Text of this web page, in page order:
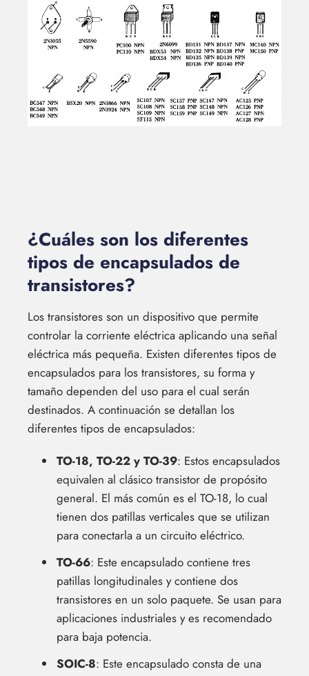
¿Cuáles son los diferentes
tipos de encapsulados de
transistores?
Los transistores son un dispositivo que permite
controlar la corriente eléctrica aplicando una señal
eléctrica más pequeña. Existen diferentes tipos de
encapsulados para los transistores, su forma y
tamaño dependen del uso para el cual serán
destinados. A continuación se detallan los
diferentes tipos de encapsulados:
TO-18, TO-22 y TO-39: Estos encapsulados
equivalen al clásico transistor de propósito
general. El más común es el TO-18, lo cual
tienen dos patillas verticales que se utilizan
para conectarla a un circuito eléctrico.
TO-66: Este encapsulado contiene tres
patillas longitudinales y contiene dos
transistores en un solo paquete. Se usan para
aplicaciones industriales y es recomendado
para baja potencia.
SOIC-8: Este encapsulado consta de una